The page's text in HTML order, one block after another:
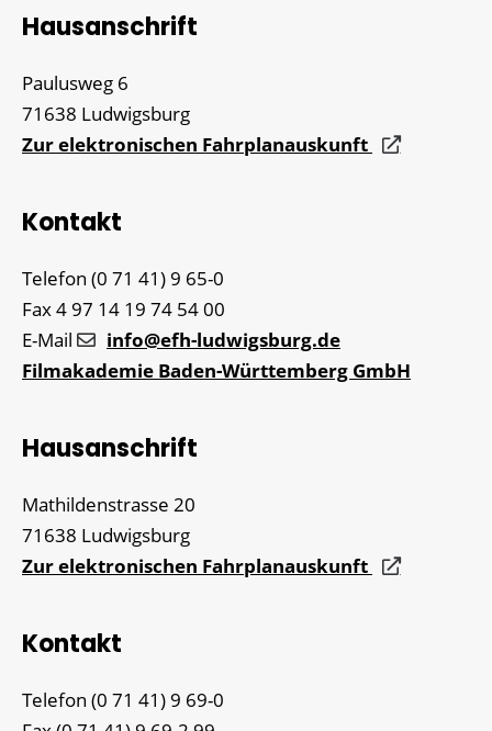
Hausanschrift
Paulusweg 6
71638 Ludwigsburg
Zur elektronischen Fahrplanauskunft
Kontakt
Telefon (0 71 41) 9 65-0
Fax497 14 19 74 5400
E-Mail
info@efh-ludwigsburg.de
Filmakademie Baden-Württemberg GmbH
Hausanschrift
Mathildenstrasse 20
71638 Ludwigsburg
Zur elektronischen Fahrplanauskunft
Kontakt
Telefon (0 71 41) 9 69-0